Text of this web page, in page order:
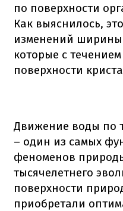
по поверхности
Как выяснилось,
изменений
которые с
поверхности
Движение воды по
– один из самых
феноменов
тысячелетнего
поверхности
приобретали